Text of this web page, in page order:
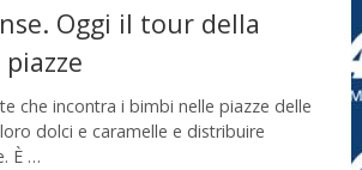
Oggi il tour della
che incontra i bimbi nelle piazze delle
dolci e caramelle e distribuire
È …